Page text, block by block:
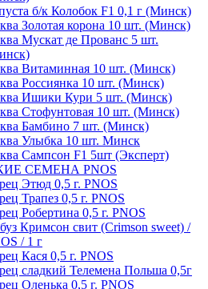
б/к Колобок F1 0,1 г (Минск)
Золотая корона 10 шт. (Минск)
Мускат де Прованс 5 шт.
Витаминная 10 шт. (Минск)
Россиянка 10 шт. (Минск)
Ишики Кури 5 шт. (Минск)
Стофунтовая 10 шт. (Минск)
Бамбино 7 шт. (Минск)
Улыбка 10 шт. Минск
Сампсон F1 5шт (Эксперт)
СЕМЕНА PNOS
Этюд 0,5 г. PNOS
Трапез 0,5 г. PNOS
Робертина 0,5 г. PNOS
Кримсон свит (Crimson sweet) /
/ 1 г
Кася 0,5 г. PNOS
сладкий Телемена Польша 0,5г
Оленька 0,5 г. PNOS